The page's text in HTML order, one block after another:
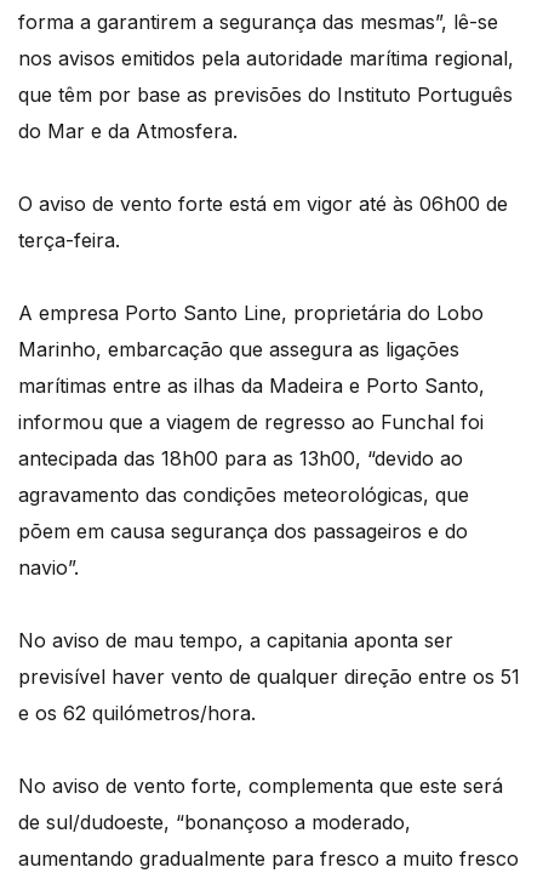
forma a garantirem a segurança das mesmas”, lê-se
nos avisos emitidos pela autoridade marítima regional,
que têm por base as previsões do Instituto Português
do Mar e da Atmosfera.
O aviso de vento forte está em vigor até às 06h00 de
terça-feira.
A empresa Porto Santo Line, proprietária do Lobo
Marinho, embarcação que assegura as ligações
marítimas entre as ilhas da Madeira e Porto Santo,
informou que a viagem de regresso ao Funchal foi
antecipada das 18h00 para as 13h00, “devido ao
agravamento das condições meteorológicas, que
põem em causa segurança dos passageiros e do
navio”.
No aviso de mau tempo, a capitania aponta ser
previsível haver vento de qualquer direção entre os 51
e os 62 quilómetros/hora.
No aviso de vento forte, complementa que este será
de sul/dudoeste, “bonançoso a moderado,
aumentando gradualmente para fresco a muito fresco